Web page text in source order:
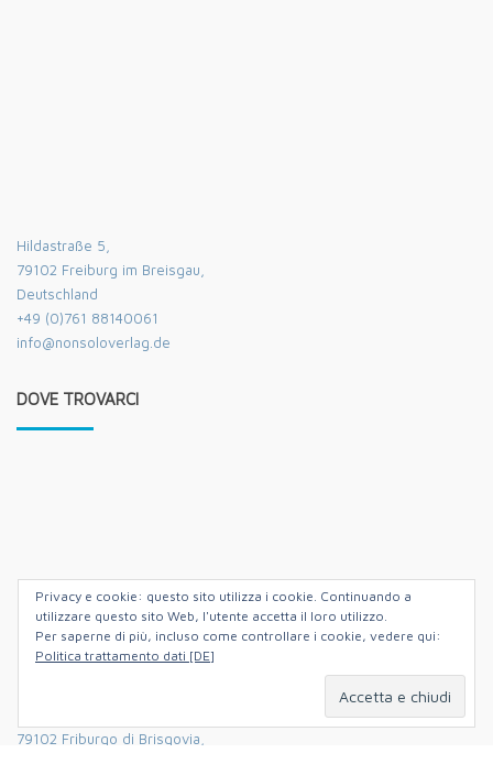
Hildastraße 5,
79102 Freiburg im Breisgau,
Deutschland
+49 (0)761 88140061
info@nonsoloverlag.de
DOVE TROVARCI
79102 Friburgo di Brisgovia,
Privacy e cookie: questo sito utilizza i cookie. Continuando a
utilizzare questo sito Web, l'utente accetta il loro utilizzo.
Per saperne di più, incluso come controllare i cookie, vedere qui:
Politica trattamento dati [DE]